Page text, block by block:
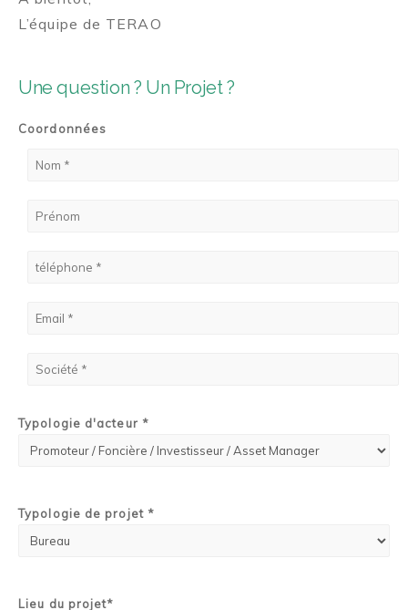
Une question ? Un Projet ?
Coordonnées
Typologie d'acteur *
Typologie de projet *
Lieu du projet*
L’équipe de TERAO